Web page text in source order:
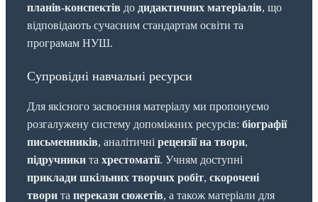
планів-конспектів до дидактичних матеріалів, що
відповідають сучасним стандартам освіти та
програмам НУШ.
Супровідні навчальні ресурси
Для якісного засвоєння матеріалу ми пропонуємо
розгалужену систему допоміжних ресурсів: біографії
письменників, аналітичні рецензії на твори,
підручники та хрестоматії. Учням доступні
приклади шкільних творчих робіт, скорочені
твори та перекази сюжетів, а також матеріали для